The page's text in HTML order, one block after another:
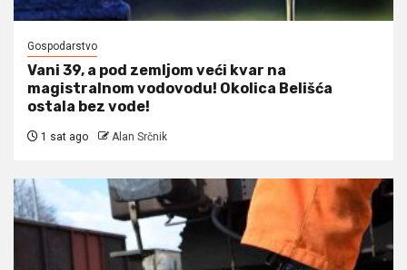
Gospodarstvo
Vani 39, a pod zemljom veći kvar na
magistralnom vodovodu! Okolica Belišća
ostala bez vode!
1 sat ago Alan Srčnik